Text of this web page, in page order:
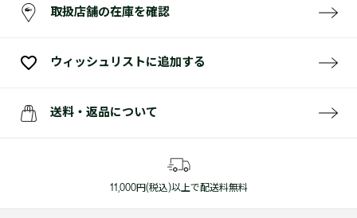
取扱店舗の在庫を確認
ウィッシュリストに追加する
送料・返品について
11,000円(税込)以上で配送料無料